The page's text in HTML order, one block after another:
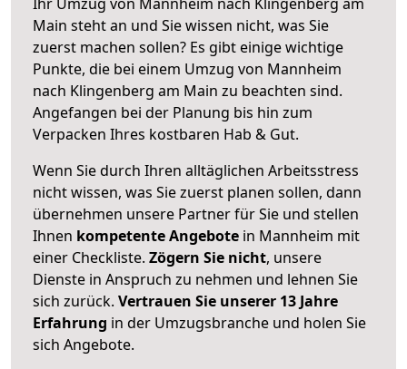
Main steht an und Sie wissen nicht, was Sie
zuerst machen sollen? Es gibt einige wichtige
Punkte, die bei einem Umzug von Mannheim
nach Klingenberg am Main zu beachten sind.
Angefangen bei der Planung bis hin zum
Verpacken Ihres kostbaren Hab & Gut.
Wenn Sie durch Ihren alltäglichen Arbeitsstress
nicht wissen, was Sie zuerst planen sollen, dann
übernehmen unsere Partner für Sie und stellen
Ihnen kompetente Angebote in Mannheim mit
einer Checkliste. Zögern Sie nicht, unsere
Dienste in Anspruch zu nehmen und lehnen Sie
sich zurück. Vertrauen Sie unserer 13 Jahre
Erfahrung in der Umzugsbranche und holen Sie
sich Angebote.